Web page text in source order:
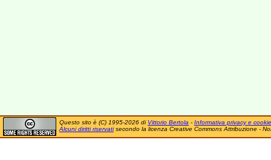
Questo sito è (C) 1995-2026 di Vittorio Bertola - Informativa privacy e cookie
Alcuni diritti riservatisecondo la licenza Creative Commons Attribuzione -